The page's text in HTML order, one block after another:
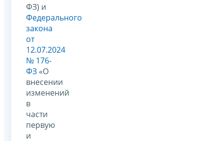
ФЗ) и
Федерального
закона
от
12.07.2024
№ 176-
ФЗ «О
внесении
изменений
в
части
первую
и